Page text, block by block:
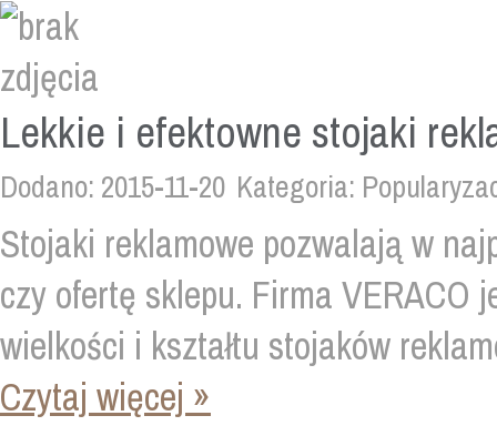
Lekkie i efektowne stojaki
Dodano: 2015-11-20 Kategoria:
Stojaki reklamowe pozwalają w
czy ofertę sklepu. Firma VERACO
wielkości i kształtu stojaków
Czytaj więcej »